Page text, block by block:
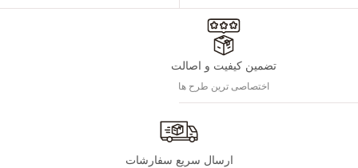
تضمین کیفیت و اصالت
اختصاصی ترین طرح ها
ارسال سریع سفارشات